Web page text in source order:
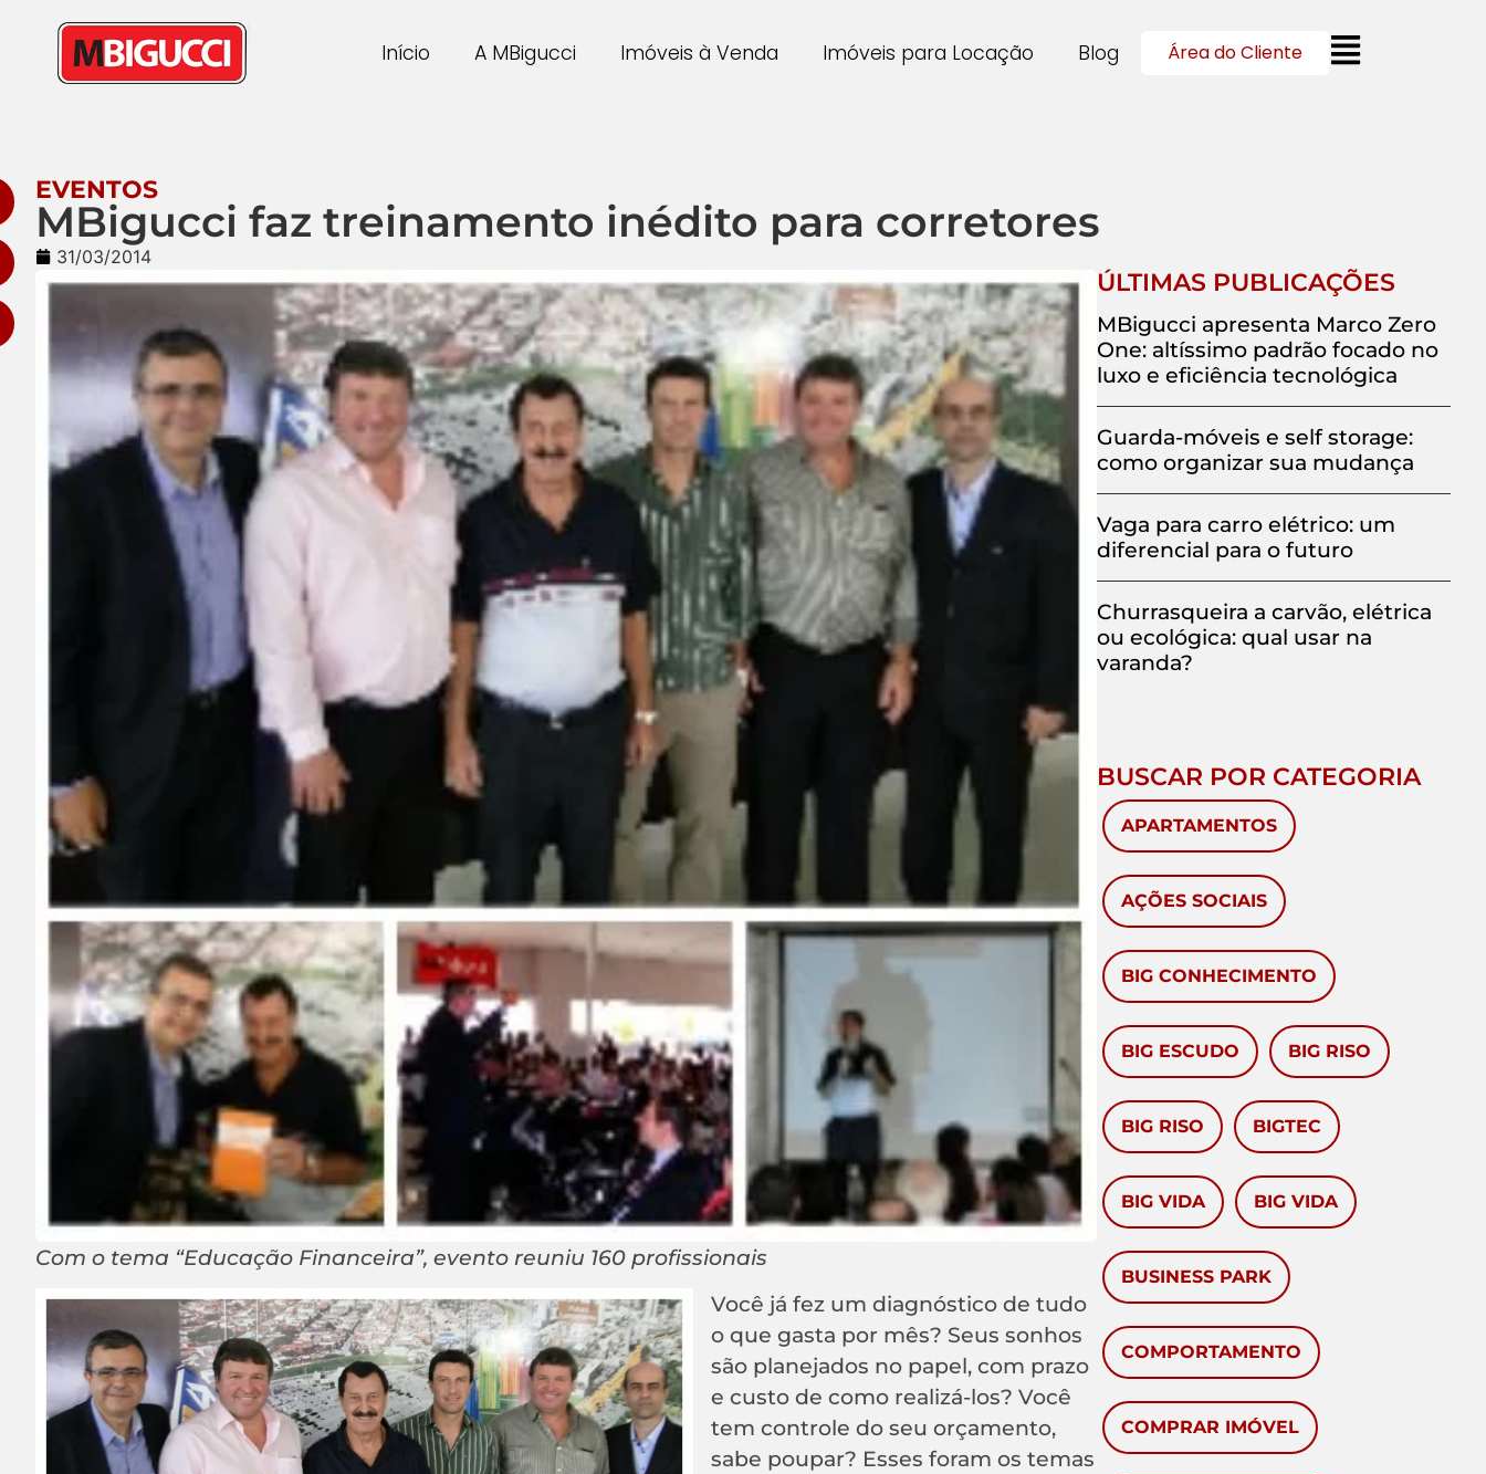
Início A MBigucci Imóveis à Venda Imóveis para Locação Blog Área do Cliente
EVENTOS
MBigucci faz treinamento inédito para corretores
31/03/2014
Com o tema “Educação Financeira”, evento reuniu 160 profissionais
Você já fez um diagnóstico de tudo
o que gasta por mês? Seus sonhos
são planejados no papel, com prazo
e custo de como realizá-los? Você
tem controle do seu orçamento,
sabe poupar? Esses foram os temas
ÚLTIMAS PUBLICAÇÕES
MBigucci apresenta Marco Zero
One: altíssimo padrão focado no
luxo e eficiência tecnológica
Guarda-móveis e self storage:
como organizar sua mudança
Vaga para carro elétrico: um
diferencial para o futuro
Churrasqueira a carvão, elétrica
ou ecológica: qual usar na
varanda?
BUSCAR POR CATEGORIA
APARTAMENTOS
AÇÕES SOCIAIS
BIG CONHECIMENTO
BIG ESCUDO BIG RISO
BIG RISO BIGTEC
BIG VIDA BIG VIDA
BUSINESS PARK
COMPORTAMENTO
COMPRAR IMÓVEL